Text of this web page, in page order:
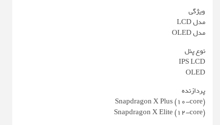
ویژگی
مدل LCD
مدل OLED
نوع پنل
IPS LCD
OLED
پردازنده
Snapdragon X Plus (10-core)
Snapdragon X Elite (12-core)